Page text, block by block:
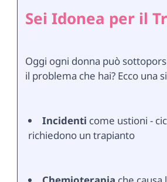
Sei Idonea per il
Oggi ogni donna può
il problema che hai? Ecco
Incidenti come ustioni -
richiedono un trapianto